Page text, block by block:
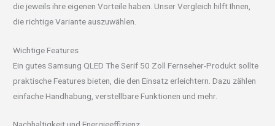
die jeweils ihre eigenen Vorteile haben. Unser Vergleich hilft Ihnen,
die richtige Variante auszuwählen.
Wichtige Features
Ein gutes Samsung QLED The Serif 50 Zoll Fernseher-Produkt sollte
praktische Features bieten, die den Einsatz erleichtern. Dazu zählen
einfache Handhabung, verstellbare Funktionen und mehr.